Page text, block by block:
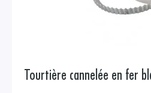
Tourtière cannelée en fer